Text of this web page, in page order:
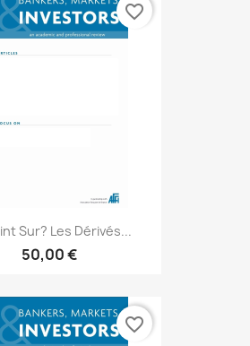
Sur? Les Dérivés...
50,00 €
favorite_border
favorite_border